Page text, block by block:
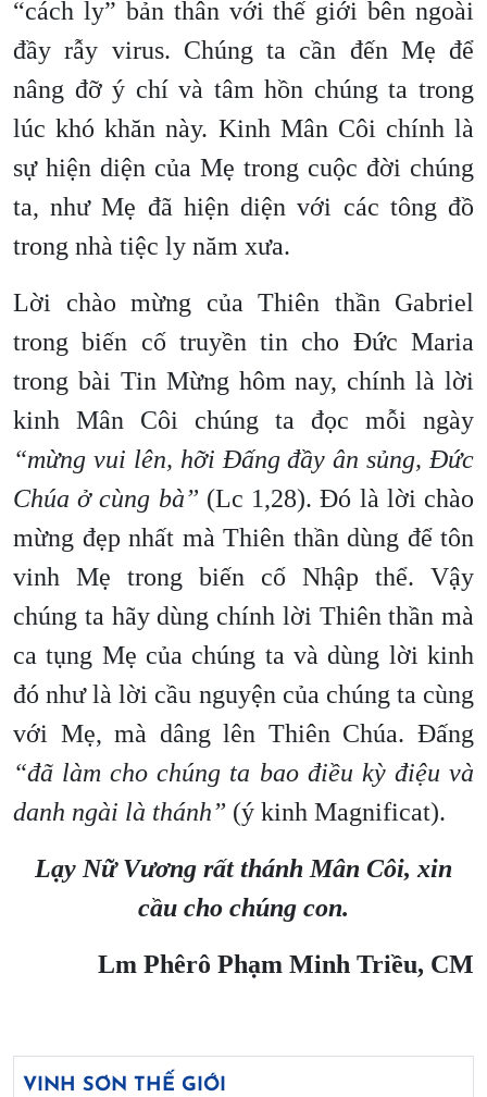
“cách ly” bản thân với thế giới bên ngoài
đầy rẫy virus. Chúng ta cần đến Mẹ để
nâng đỡ ý chí và tâm hồn chúng ta trong
lúc khó khăn này. Kinh Mân Côi chính là
sự hiện diện của Mẹ trong cuộc đời chúng
ta, như Mẹ đã hiện diện với các tông đồ
trong nhà tiệc ly năm xưa.
Lời chào mừng của Thiên thần Gabriel
trong biến cố truyền tin cho Đức Maria
trong bài Tin Mừng hôm nay, chính là lời
kinh Mân Côi chúng ta đọc mỗi ngày
“mừng vui lên, hỡi Đấng đầy ân sủng, Đức
Chúa ở cùng bà” (Lc 1,28). Đó là lời chào
mừng đẹp nhất mà Thiên thần dùng để tôn
vinh Mẹ trong biến cố Nhập thể. Vậy
chúng ta hãy dùng chính lời Thiên thần mà
ca tụng Mẹ của chúng ta và dùng lời kinh
đó như là lời cầu nguyện của chúng ta cùng
với Mẹ, mà dâng lên Thiên Chúa. Đấng
“đã làm cho chúng ta bao điều kỳ điệu và
danh ngài là thánh” (ý kinh Magnificat).
Lạy Nữ Vương rất thánh Mân Côi, xin
cầu cho chúng con.
Lm Phêrô Phạm Minh Triều, CM
VINH SƠN THẾ GIỚI